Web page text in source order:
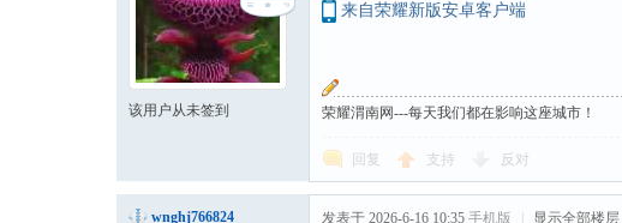
该用户从未签到
来自荣耀新版安卓客户端
荣耀渭南网---每天我们都在影响这座城市！
回复 支持 反对
wnghj766824 发表于 2026-6-16 10:35 手机版 显示全部楼层